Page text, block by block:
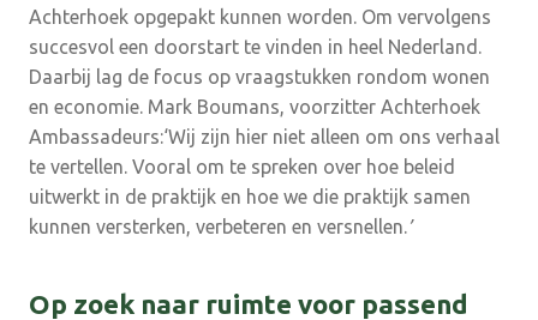
Achterhoek opgepakt kunnen worden. Om vervolgens
succesvol een doorstart te vinden in heel Nederland.
Daarbij lag de focus op vraagstukken rondom wonen
en economie. Mark Boumans, voorzitter Achterhoek
Ambassadeurs:‘Wij zijn hier niet alleen om ons verhaal
te vertellen. Vooral om te spreken over hoe beleid
uitwerkt in de praktijk en hoe we die praktijk samen
kunnen versterken, verbeteren en versnellen.’
Op zoek naar ruimte voor passend